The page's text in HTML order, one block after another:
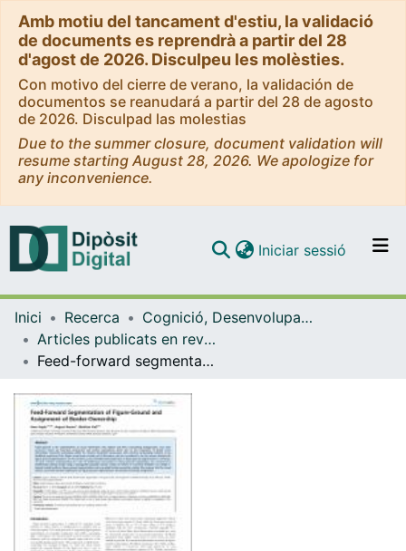
Amb motiu del tancament d'estiu, la validació
de documents es reprendrà a partir del 28
d'agost de 2026. Disculpeu les molèsties.
Con motivo del cierre de verano, la validación de
documentos se reanudará a partir del 28 de agosto
de 2026. Disculpad las molestias
Due to the summer closure, document validation will
resume starting August 28, 2026. We apologize for
any inconvenience.
Navega per tot el DD
Com publicar
Contacte
Iniciar sessió (current)
Inici Recerca
Cognició, Desenvolupament i Psicologia de l'Educació
Articles publicats en revistes (Cognició, Desenvolupament i Psicologia de l'Educació)
Feed-forward segmentation of figure-ground and assignment of border-ownership